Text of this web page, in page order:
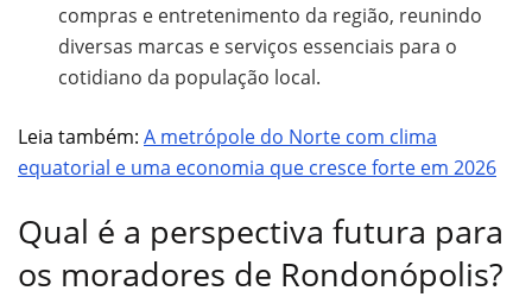
compras e entretenimento da região, reunindo
diversas marcas e serviços essenciais para o
cotidiano da população local.
Leia também: A metrópole do Norte com clima
equatorial e uma economia que cresce forte em 2026
Qual é a perspectiva futura para
os moradores de Rondonópolis?